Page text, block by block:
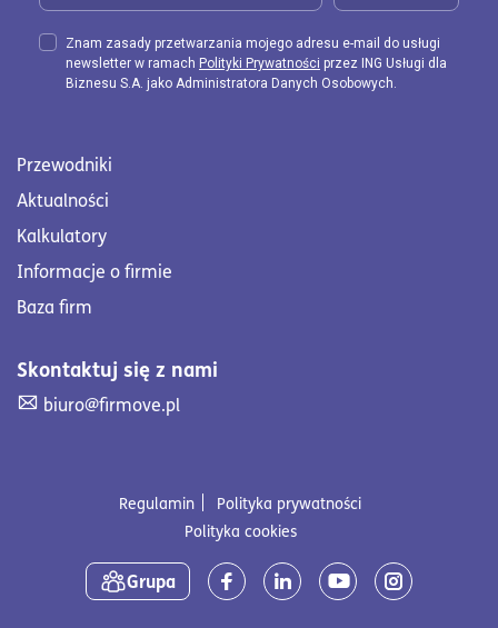
Przewodniki
Aktualności
Kalkulatory
Informacje o firmie
Baza firm
Skontaktuj się z nami
Skontaktuj się z nami. Wyślij mail na adres
biuro@firmove.pl
Znam zasady przetwarzania mojego adresu e-mail do usługi
newsletter w ramach Polityki Prywatności przez ING Usługi dla
Biznesu S.A. jako Administratora Danych Osobowych.
Regulamin
Polityka prywatności
Polityka cookies
Media społecznościowe
Grupa